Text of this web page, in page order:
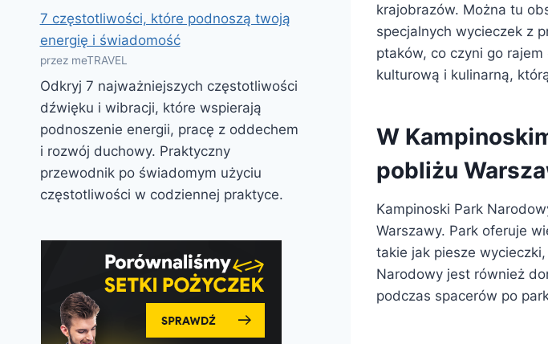
krajobrazów. Można tu
specjalnych wycieczek z
ptaków, co czyni go
kulturową i kulinarną,
W
pobliżu
Kampinoski Park
Warszawy. Park oferuje
takie jak piesze
Narodowy jest również
podczas spacerów po
7 częstotliwości, które podnoszą twoją
energię i świadomość
przez meTRAVEL
Odkryj 7 najważniejszych częstotliwości
dźwięku i wibracji, które wspierają
podnoszenie energii, pracę z oddechem
i rozwój duchowy. Praktyczny
przewodnik po świadomym użyciu
częstotliwości w codziennej praktyce.